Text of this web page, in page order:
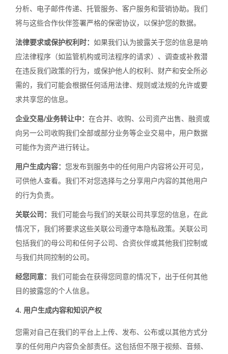
分析、电子邮件传递、托管服务、客户服务和营销协助。我们
将与这些合作伙伴签署严格的保密协议，以保护您的数据。
法律要求或保护权利时： 如果我们认为披露关于您的信息是响
应法律程序（如监管机构或司法程序的请求）、调查或补救潜
在违反我们政策的行为，或保护他人的权利、财产和安全所必
需的，我们可能会根据任何适用法律、规则或法规的允许或要
求共享您的信息。
企业交易/业务转让中： 在合并、收购、公司资产出售、融资或
向另一公司收购我们全部或部分业务等企业交易中，用户数据
可能作为资产进行转让。
用户生成内容： 您发布到服务中的任何用户内容将公开可见，
可供他人查看。我们不对您选择与之分享用户内容的其他用户
的行为负责。
关联公司： 我们可能会与我们的关联公司共享您的信息，在此
情况下，我们将要求这些关联公司遵守本隐私政策。关联公司
包括我们的母公司和任何子公司、合资伙伴或其他我们控制或
与我们共同控制的公司。
经您同意： 我们可能会在获得您同意的情况下，出于任何其他
目的披露您的个人信息。
4. 用户生成内容和知识产权
您需对自己在我们的平台上上传、发布、公布或以其他方式分
享的任何用户内容负全部责任。这包括但不限于视频、音频、